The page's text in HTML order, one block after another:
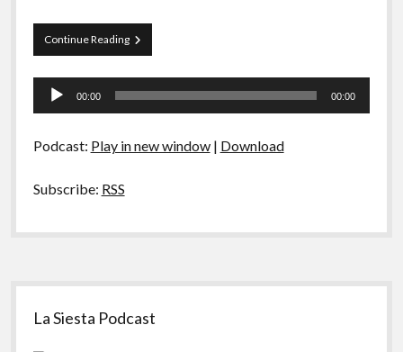
Continue ReadingLa
Siesta
Vinho
Tocador
00:00 00:00
Podcast: Play in new window| Download
Subscribe: RSS
Sidebar
La Siesta Podcast